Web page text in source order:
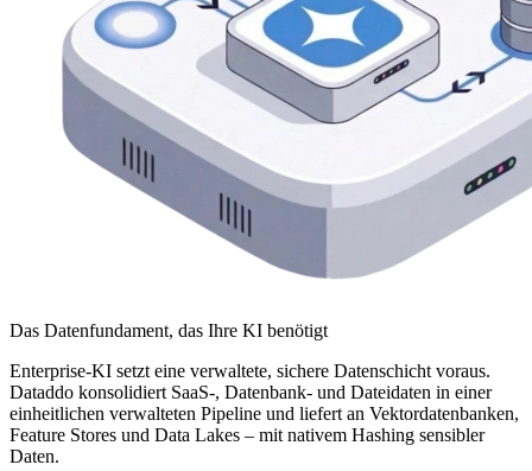
Das Datenfundament, das Ihre KI benötigt
Enterprise-KI setzt eine verwaltete, sichere Datenschicht voraus.
Dataddo konsolidiert SaaS-, Datenbank- und Dateidaten in einer
einheitlichen verwalteten Pipeline und liefert an Vektordatenbanken,
Feature Stores und Data Lakes – mit nativem Hashing sensibler
Daten.